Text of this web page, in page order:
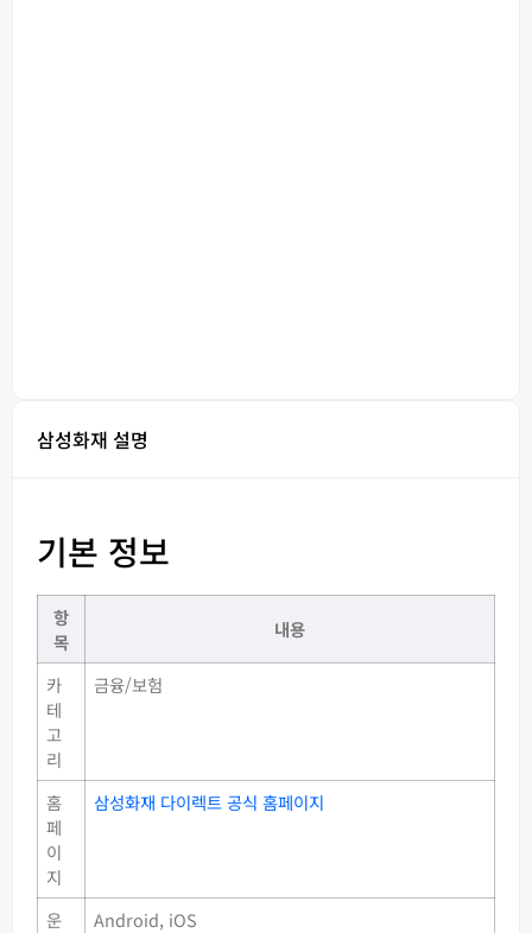
삼성화재 설명
기본 정보
항
목
내용
카
테
고
리
금융/보험
홈
페
이
지
삼성화재 다이렉트 공식 홈페이지
운
Android, iOS